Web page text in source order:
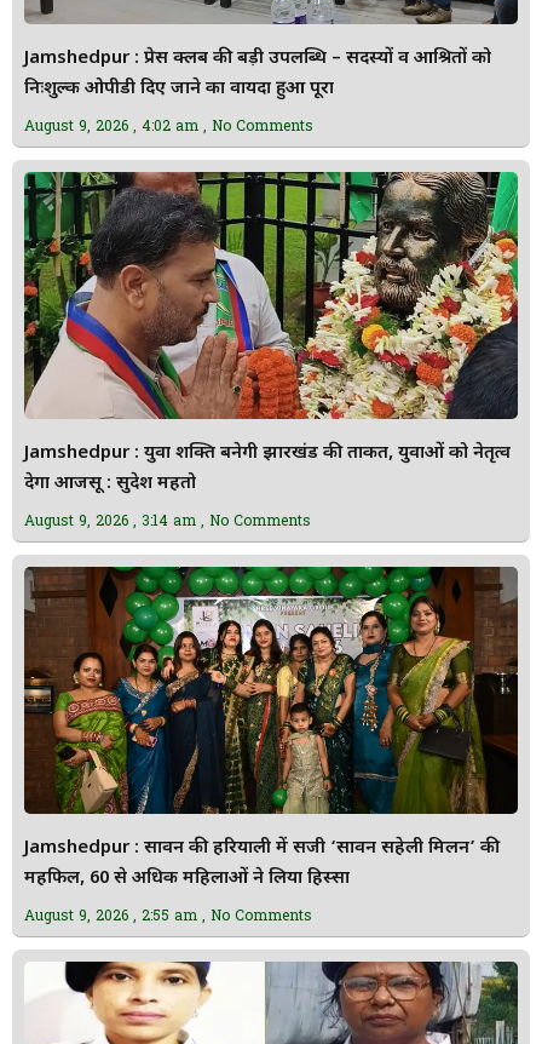
Jamshedpur : प्रेस क्लब की बड़ी उपलब्धि – सदस्यों व आश्रितों को
निःशुल्क ओपीडी दिए जाने का वायदा हुआ पूरा
August 9, 2026 4:02 am No Comments
Jamshedpur : युवा शक्ति बनेगी झारखंड की ताकत, युवाओं को नेतृत्व
देगा आजसू : सुदेश महतो
August 9, 2026 3:14 am No Comments
Jamshedpur : सावन की हरियाली में सजी ‘सावन सहेली मिलन’ की
महफिल, 60 से अधिक महिलाओं ने लिया हिस्सा
August 9, 2026 2:55 am No Comments